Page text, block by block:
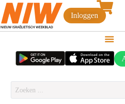
Inloggen